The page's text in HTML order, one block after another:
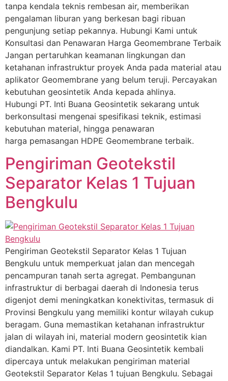
tanpa kendala teknis rembesan air, memberikan
pengalaman liburan yang berkesan bagi ribuan
pengunjung setiap pekannya. Hubungi Kami untuk
Konsultasi dan Penawaran Harga Geomembrane Terbaik
Jangan pertaruhkan keamanan lingkungan dan
ketahanan infrastruktur proyek Anda pada material atau
aplikator Geomembrane yang belum teruji. Percayakan
kebutuhan geosintetik Anda kepada ahlinya.
Hubungi PT. Inti Buana Geosintetik sekarang untuk
berkonsultasi mengenai spesifikasi teknik, estimasi
kebutuhan material, hingga penawaran
harga pemasangan HDPE Geomembrane terbaik.
Pengiriman Geotekstil
Separator Kelas 1 Tujuan
Bengkulu
Pengiriman Geotekstil Separator Kelas 1 Tujuan
Bengkulu untuk memperkuat jalan dan mencegah
pencampuran tanah serta agregat. Pembangunan
infrastruktur di berbagai daerah di Indonesia terus
digenjot demi meningkatkan konektivitas, termasuk di
Provinsi Bengkulu yang memiliki kontur wilayah cukup
beragam. Guna memastikan ketahanan infrastruktur
jalan di wilayah ini, material modern geosintetik kian
diandalkan. Kami PT. Inti Buana Geosintetik kembali
dipercaya untuk melakukan pengiriman material
Geotekstil Separator Kelas 1 tujuan Bengkulu. Sebagai